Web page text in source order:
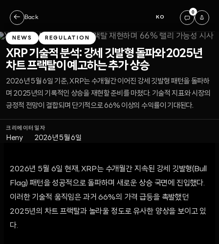
← Back KO
0
NEWS REGULATION
XRP 기술적 분석: 강세 깃발형 돌파와 2025년
차트 프랙탈이 예고하는 추가 상승
2026년 5월 6일 기준, XRP는 수개월간 이어진 강세 깃발형 패턴을 돌파하
며 2025년의 기록적인 상승을 재현할 준비를 마쳤다. 기술적 지표와 시장의
긍정적 전망이 결합되며 단기적으로 66% 이상의 수익률이 기대된다.
크리에이터
Heny
일자
2026년 5월 6일
2026년 5월 6일 현재, XRP는 수개월간 지속된 강세 깃발형(Bull
Flag) 패턴을 성공적으로 돌파하며 새로운 상승 국면에 진입했다.
이러한 기술적 움직임은 과거 66%의 가격 급등을 촉발했던
2025년의 차트 프랙탈과 놀라울 정도로 유사한 양상을 보이고 있
다.